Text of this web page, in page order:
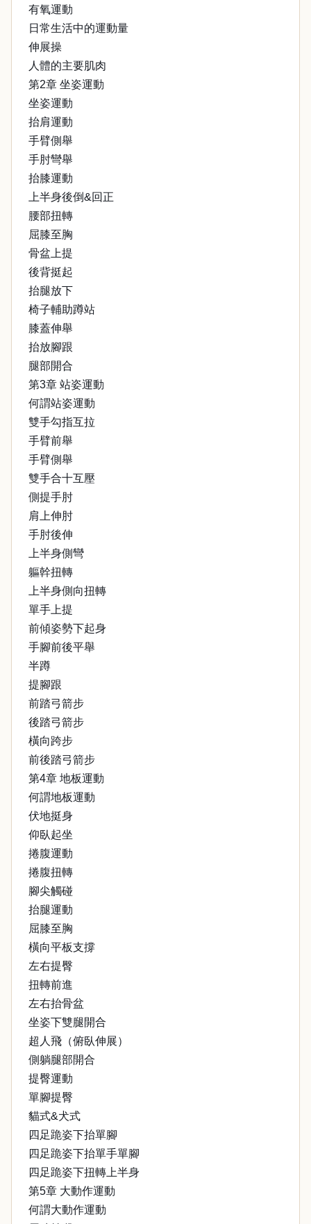
有氧運動
日常生活中的運動量
伸展操
人體的主要肌肉
第2章 坐姿運動
坐姿運動
抬肩運動
手臂側舉
手肘彎舉
抬膝運動
上半身後倒&回正
腰部扭轉
屈膝至胸
骨盆上提
後背挺起
抬腿放下
椅子輔助蹲站
膝蓋伸舉
抬放腳跟
腿部開合
第3章 站姿運動
何謂站姿運動
雙手勾指互拉
手臂前舉
手臂側舉
雙手合十互壓
側提手肘
肩上伸肘
手肘後伸
上半身側彎
軀幹扭轉
上半身側向扭轉
單手上提
前傾姿勢下起身
手腳前後平舉
半蹲
提腳跟
前踏弓箭步
後踏弓箭步
橫向跨步
前後踏弓箭步
第4章 地板運動
何謂地板運動
伏地挺身
仰臥起坐
捲腹運動
捲腹扭轉
腳尖觸碰
抬腿運動
屈膝至胸
橫向平板支撐
左右提臀
扭轉前進
左右抬骨盆
坐姿下雙腿開合
超人飛（俯臥伸展）
側躺腿部開合
提臀運動
單腳提臀
貓式&犬式
四足跪姿下抬單腳
四足跪姿下抬單手單腳
四足跪姿下扭轉上半身
第5章 大動作運動
何謂大動作運動